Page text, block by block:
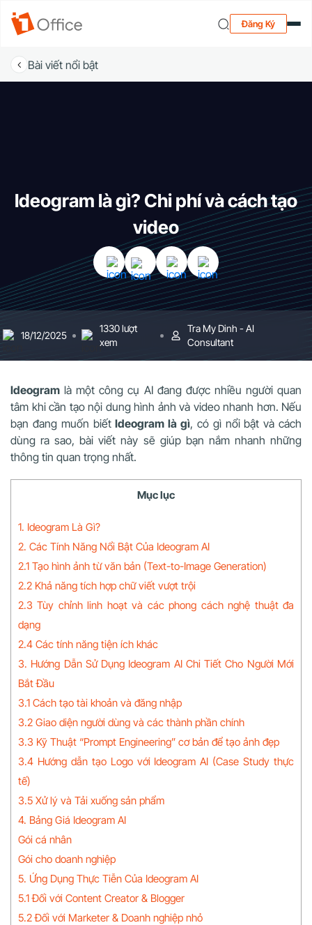
Đăng Ký
Bài viết nổi bật
Ideogram là gì? Chi phí và cách tạo
video
18/12/2025
1330 lượt
xem
Tra My Dinh - AI
Consultant
Ideogram là một công cụ AI đang được nhiều người quan
tâm khi cần tạo nội dung hình ảnh và video nhanh hơn. Nếu
bạn đang muốn biếtIdeogram là gì, có gì nổi bật và cách
dùng ra sao, bài viết này sẽ giúp bạn nắm nhanh những
thông tin quan trọng nhất.
Mục lục
1. Ideogram Là Gì?
2. Các Tính Năng Nổi Bật Của Ideogram AI
2.1 Tạo hình ảnh từ văn bản (Text-to-Image Generation)
2.2 Khả năng tích hợp chữ viết vượt trội
2.3 Tùy chỉnh linh hoạt và các phong cách nghệ thuật đa
dạng
2.4 Các tính năng tiện ích khác
3. Hướng Dẫn Sử Dụng Ideogram AI Chi Tiết Cho Người Mới
Bắt Đầu
3.1 Cách tạo tài khoản và đăng nhập
3.2 Giao diện người dùng và các thành phần chính
3.3 Kỹ Thuật “Prompt Engineering” cơ bản để tạo ảnh đẹp
3.4 Hướng dẫn tạo Logo với Ideogram AI (Case Study thực
tế)
3.5 Xử lý và Tải xuống sản phẩm
4. Bảng Giá Ideogram AI
Gói cá nhân
Gói cho doanh nghiệp
5. Ứng Dụng Thực Tiễn Của Ideogram AI
5.1 Đối với Content Creator & Blogger
5.2 Đối với Marketer & Doanh nghiệp nhỏ